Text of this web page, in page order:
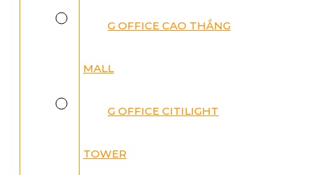
G OFFICE CAO THẮNG
MALL
G OFFICE CITILIGHT
TOWER